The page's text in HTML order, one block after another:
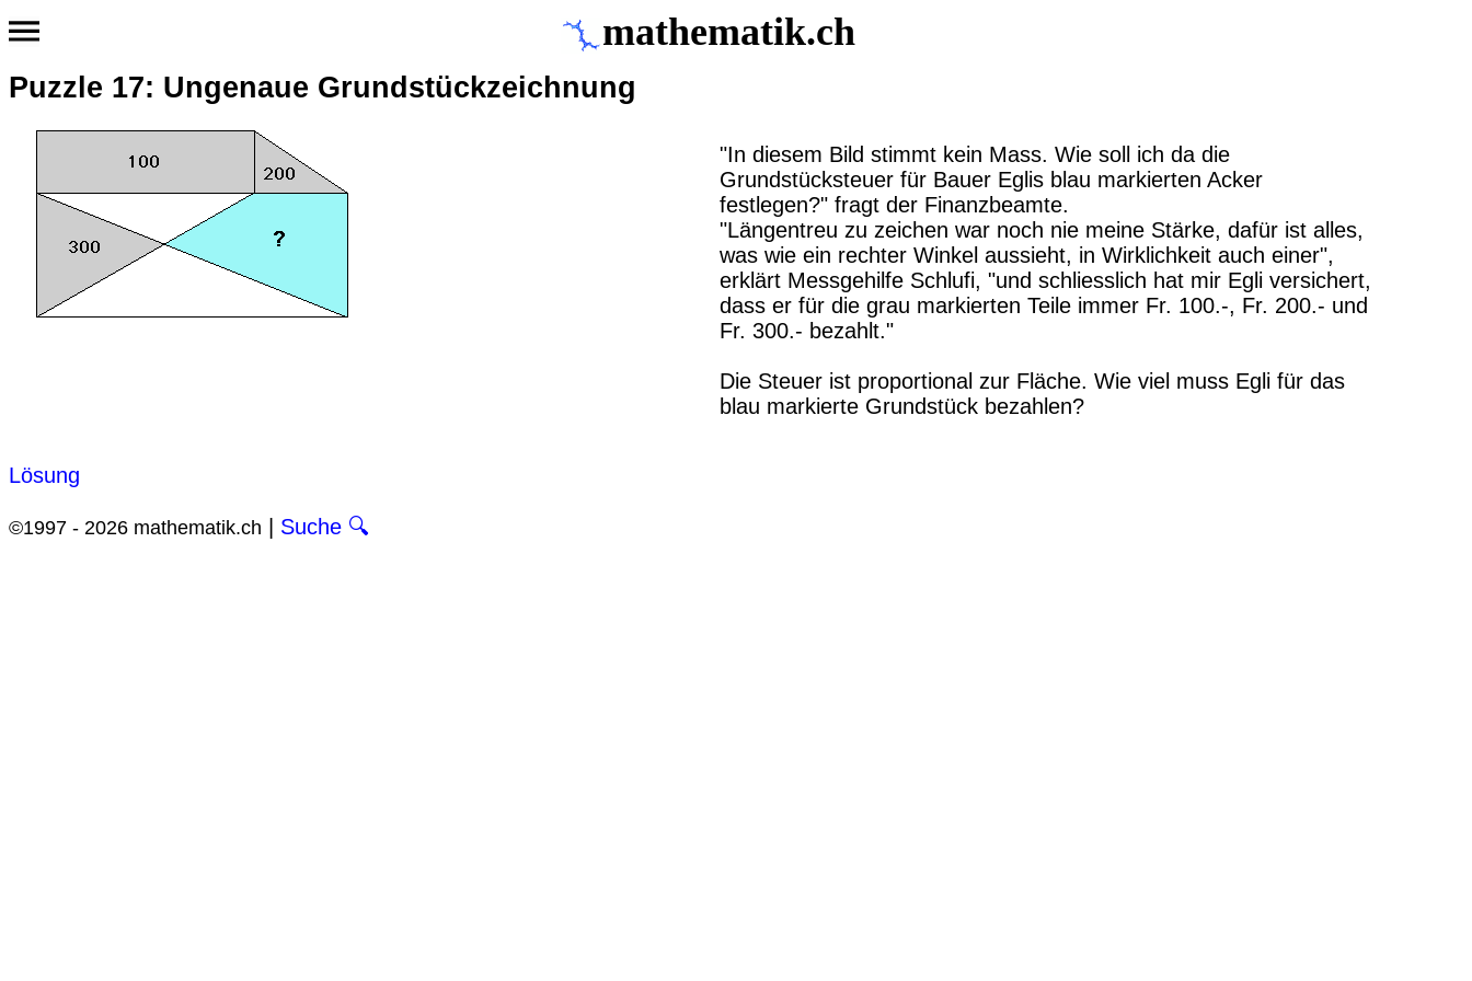
mathematik.ch
Puzzle 17: Ungenaue Grundstückzeichnung
"In diesem Bild stimmt kein Mass. Wie soll ich da die
Grundstücksteuer für Bauer Eglis blau markierten Acker
festlegen?" fragt der Finanzbeamte.
"Längentreu zu zeichen war noch nie meine Stärke, dafür ist alles,
was wie ein rechter Winkel aussieht, in Wirklichkeit auch einer",
erklärt Messgehilfe Schlufi, "und schliesslich hat mir Egli versichert,
dass er für die grau markierten Teile immer Fr. 100.-, Fr. 200.- und
Fr. 300.- bezahlt."
Die Steuer ist proportional zur Fläche. Wie viel muss Egli für das
blau markierte Grundstück bezahlen?
Lösung
©1997 - 2026 mathematik.ch Suche 🔍